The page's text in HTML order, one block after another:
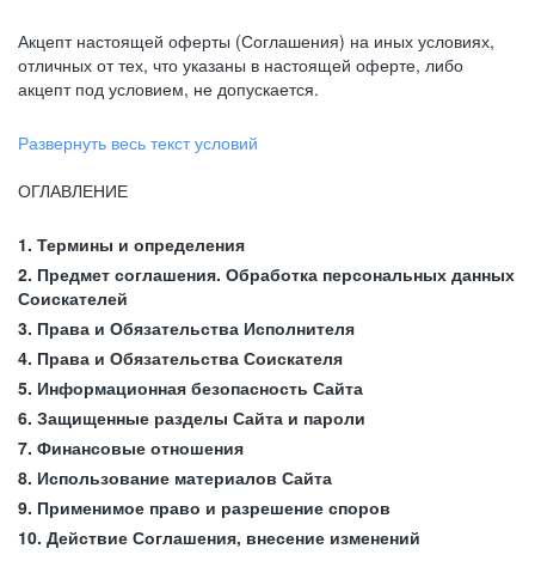
Акцепт настоящей оферты (Соглашения) на иных условиях,
отличных от тех, что указаны в настоящей оферте, либо
акцепт под условием, не допускается.
Развернуть весь текст условий
ОГЛАВЛЕНИЕ
1. Термины и определения
2. Предмет соглашения. Обработка персональных данных
Соискателей
3. Права и Обязательства Исполнителя
4. Права и Обязательства Соискателя
5. Информационная безопасность Сайта
6. Защищенные разделы Сайта и пароли
7. Финансовые отношения
8. Использование материалов Сайта
9. Применимое право и разрешение споров
10. Действие Соглашения, внесение изменений